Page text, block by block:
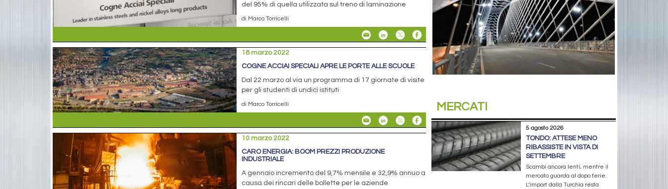
del 95% di quella utilizzata sul treno di laminazione
di Marco Torricelli
18 marzo 2022
COGNE ACCIAI SPECIALI APRE LE PORTE ALLE SCUOLE
Dal 22 marzo al via un programma di 17 giornate di visite
per gli studenti di undici istituti
di Marco Torricelli
10 marzo 2022
CARO ENERGIA: BOOM PREZZI PRODUZIONE
INDUSTRIALE
A gennaio incremento del 9,7% mensile e 32,9% annuo a
causa dei rincari delle bollette per le aziende
MERCATI
5 agosto 2026
TONDO: ATTESE MENO
RIBASSISTE IN VISTA DI
SETTEMBRE
Scambi ancora lenti, mentre il
mercato guarda al dopo ferie.
L’import dalla Turchia resta